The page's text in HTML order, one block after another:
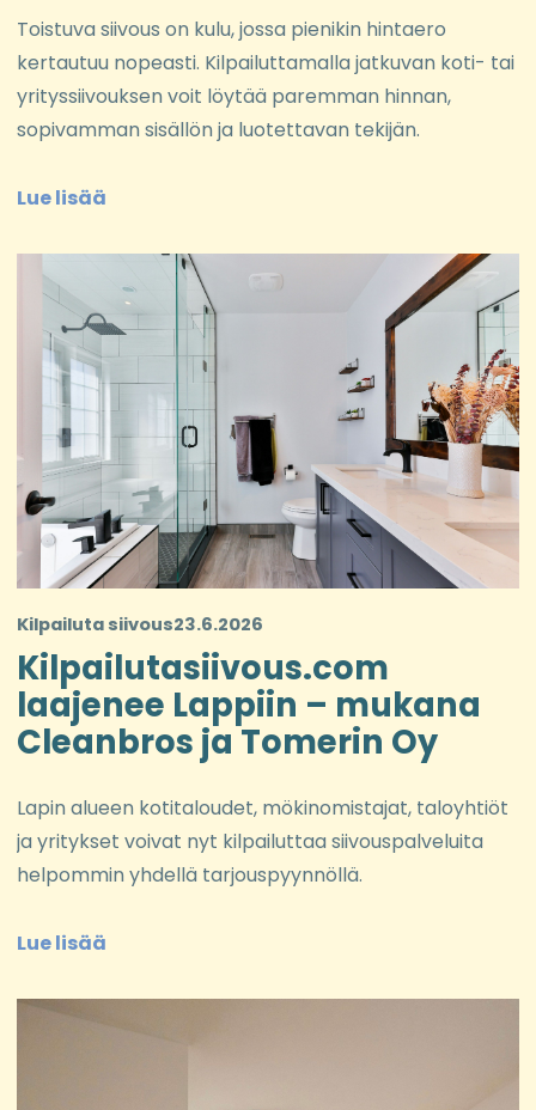
Toistuva siivous on kulu, jossa pienikin hintaero
kertautuu nopeasti. Kilpailuttamalla jatkuvan koti- tai
yrityssiivouksen voit löytää paremman hinnan,
sopivamman sisällön ja luotettavan tekijän.
Lue lisää
Kilpailuta siivous23.6.2026
Kilpailutasiivous.com
laajenee Lappiin – mukana
Cleanbros ja Tomerin Oy
Lapin alueen kotitaloudet, mökinomistajat, taloyhtiöt
ja yritykset voivat nyt kilpailuttaa siivouspalveluita
helpommin yhdellä tarjouspyynnöllä.
Lue lisää